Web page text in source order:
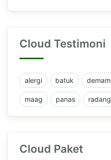
Cloud Testimoni
alergi batuk demam
maag panas radang
Cloud Paket